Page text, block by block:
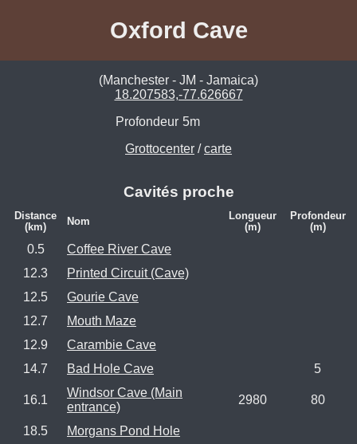
Oxford Cave
(Manchester - JM - Jamaica)
18.207583,-77.626667
Profondeur 5m
Grottocenter /carte
Cavités proche
Distance
(km)
Nom
Longueur
(m)
Profondeur
(m)
0.5
Coffee River Cave
12.3
Printed Circuit (Cave)
12.5
Gourie Cave
12.7
Mouth Maze
12.9
Carambie Cave
14.7
Bad Hole Cave 5
16.1
Windsor Cave (Main
entrance)
2980 80
18.5
Morgans Pond Hole